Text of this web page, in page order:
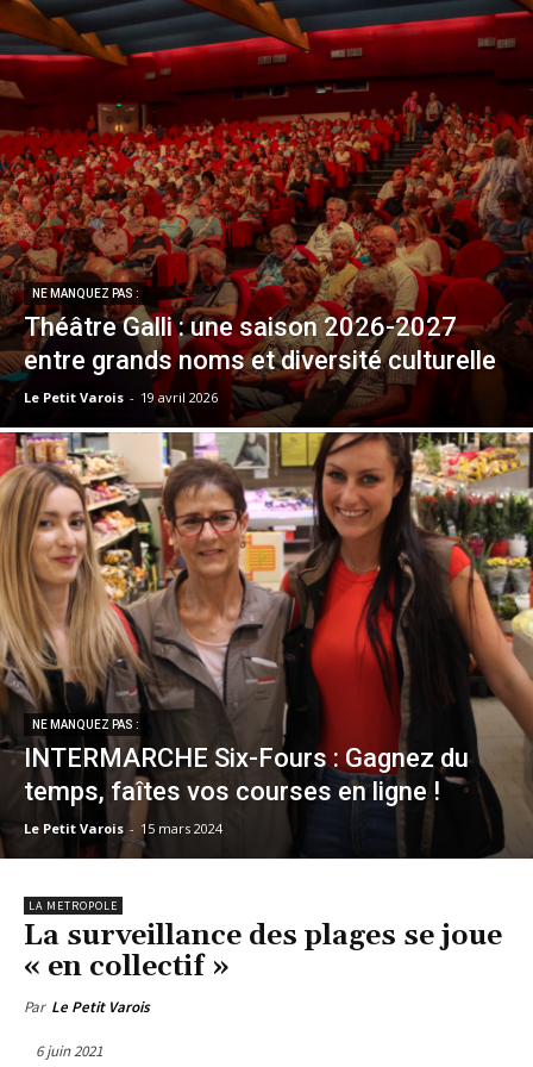
NE MANQUEZ PAS :
Théâtre Galli : une saison 2026-2027
entre grands noms et diversité culturelle
Le Petit Varois - 19 avril 2026
NE MANQUEZ PAS :
INTERMARCHE Six-Fours : Gagnez du
temps, faîtes vos courses en ligne !
Le Petit Varois - 15 mars 2024
LA METROPOLE
La surveillance des plages se joue
« en collectif »
Par Le Petit Varois
6 juin 2021